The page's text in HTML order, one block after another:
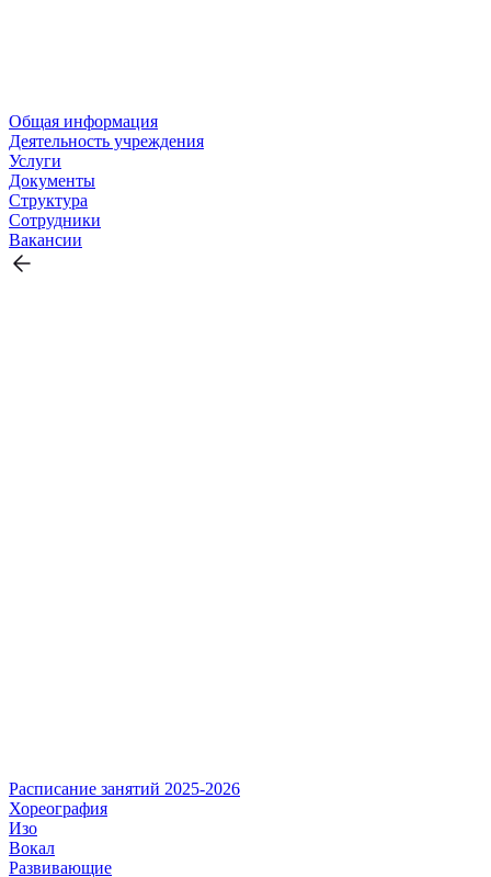
Общая информация
Деятельность учреждения
Услуги
Документы
Структура
Сотрудники
Вакансии
Расписание занятий 2025-2026
Хореография
Изо
Вокал
Развивающие